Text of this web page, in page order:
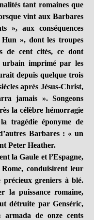
tant romaines que
vint aux Barbares
», aux conséquences
Hun », dont les troupes
de cent cités, ce dont
urbain imprimé par les
depuis quelque trois
après Jésus-Christ,
jamais ». Songeons
la célèbre hémorragie
tragédie éponyme de
Barbares : « un
Peter Heather.
la Gaule et l’Espagne,
conduisirent leur
greniers à blé.
la puissance romaine,
détruite par Genséric,
armada de onze cents